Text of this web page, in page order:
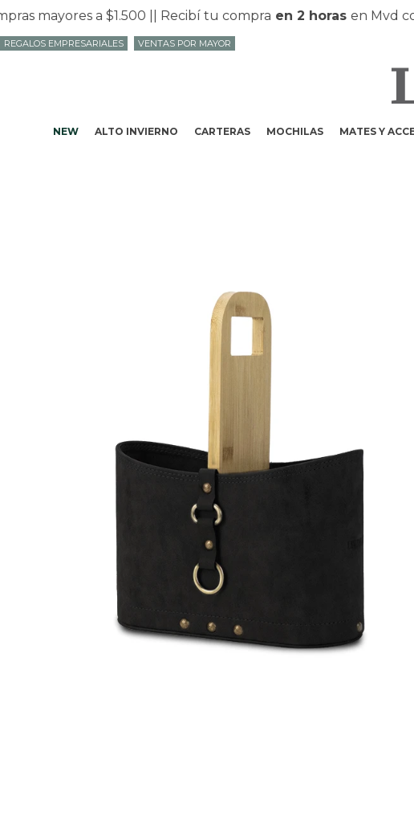
mayores a $1.500 || Recibí tu compraen 2 horasen Mvd con
NEW ALTO INVIERNO CARTERAS MOCHILAS MATES Y
REGALOS EMPRESARIALES VENTAS POR MAYOR